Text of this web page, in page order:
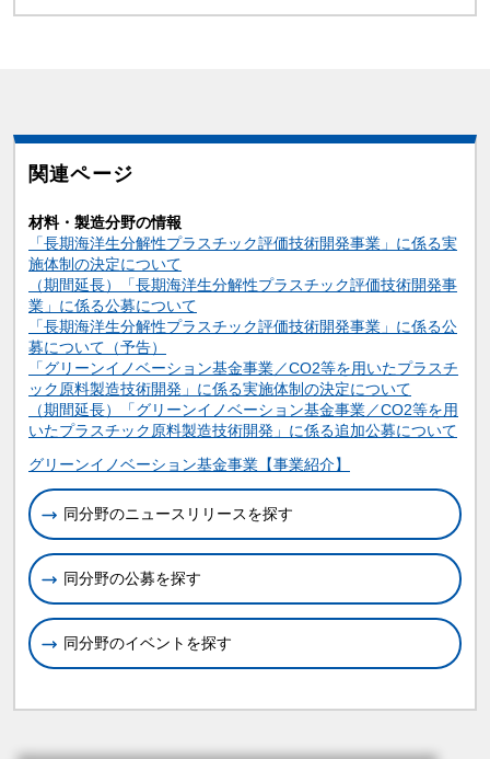
関連ページ
材料・製造分野の情報
「長期海洋生分解性プラスチック評価技術開発事業」に係る実
施体制の決定について
（期間延長）「長期海洋生分解性プラスチック評価技術開発事
業」に係る公募について
「長期海洋生分解性プラスチック評価技術開発事業」に係る公
募について（予告）
「グリーンイノベーション基金事業／CO2等を用いたプラスチ
ック原料製造技術開発」に係る実施体制の決定について
（期間延長）「グリーンイノベーション基金事業／CO2等を用
いたプラスチック原料製造技術開発」に係る追加公募について
関連情報
グリーンイノベーション基金事業【事業紹介】
同分野のニュースリリースを探す
同分野の公募を探す
同分野のイベントを探す